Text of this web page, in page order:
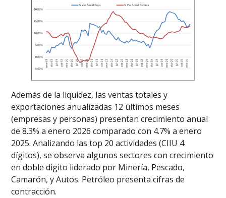
Además de la liquidez, las ventas totales y
exportaciones anualizadas 12 últimos meses
(empresas y personas) presentan crecimiento anual
de 8.3% a enero 2026 comparado con 4.7% a enero
2025. Analizando las top 20 actividades (CIIU 4
dígitos), se observa algunos sectores con crecimiento
en doble digito liderado por Minería, Pescado,
Camarón, y Autos. Petróleo presenta cifras de
contracción.